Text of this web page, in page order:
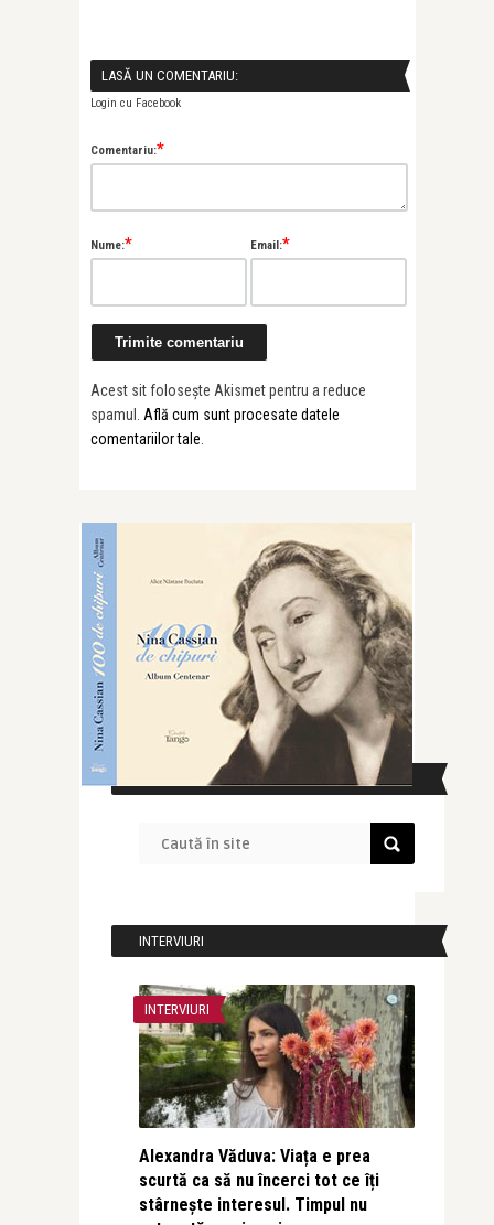
LASĂ UN COMENTARIU:
Login cu Facebook
Comentariu:*
Nume:* Email:*
Acest sit folosește Akismet pentru a reduce
spamul. Află cum sunt procesate datele
comentariilor tale
CAUTĂ ÎN SITE
INTERVIURI
INTERVIURI
Alexandra Văduva: Viața e prea
scurtă ca să nu încerci tot ce îți
stârnește interesul. Timpul nu